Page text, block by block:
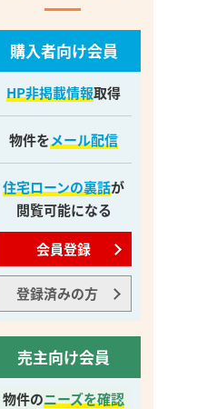
購入者向け会員
HP非掲載情報取得
物件をメール配信
住宅ローンの裏話が
閲覧可能になる
会員登録
登録済みの方
売主向け会員
物件のニーズを確認